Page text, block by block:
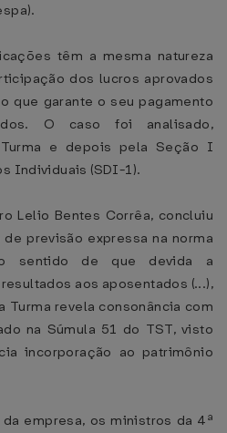
têm a mesma natureza
dos lucros aprovados
que garante o seu pagamento
O caso foi analisado,
e depois pela Seção I
Individuais (SDI-1).
Lelio Bentes Corrêa, concluiu
previsão expressa na norma
sentido de que devida a
aos aposentados (...),
Turma revela consonância com
na Súmula 51 do TST, visto
incorporação ao patrimônio
empresa, os ministros da 4ª